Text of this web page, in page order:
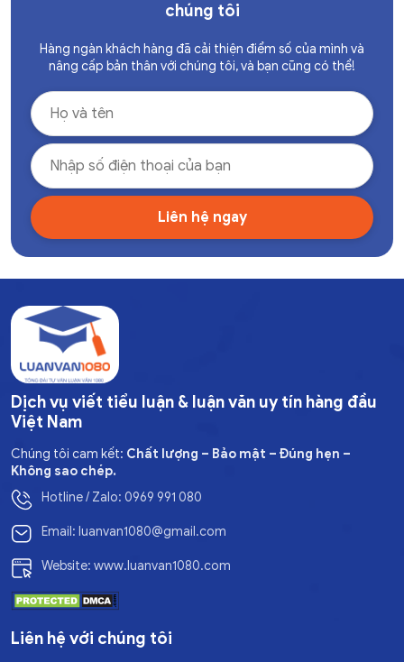
chúng tôi
Hàng ngàn khách hàng đã cải thiện điểm số của mình và
nâng cấp bản thân với chúng tôi, và bạn cũng có thể!
Dịch vụ viết tiểu luận & luận văn uy tín hàng đầu
Việt Nam
Chúng tôi cam kết: Chất lượng – Bảo mật – Đúng hẹn –
Không sao chép.
Hotline / Zalo: 0969 991 080
Email: luanvan1080@gmail.com
Website: www.luanvan1080.com
Liên hệ với chúng tôi